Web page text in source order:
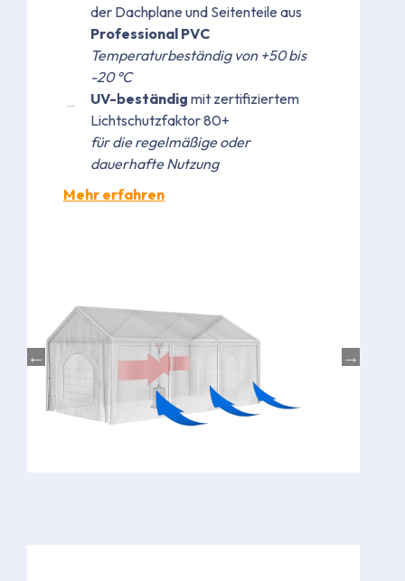
der Dachplane und Seitenteile aus
Professional PVC
Temperaturbeständig von +50 bis
-20 °C
UV-beständig mit zertifiziertem
Lichtschutzfaktor 80+
für die regelmäßige oder
dauerhafte Nutzung
Mehr erfahren